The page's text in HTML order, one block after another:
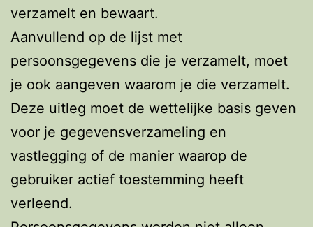
verzamelt en bewaart.
Aanvullend op de lijst met
persoonsgegevens die je verzamelt, moet
je ook aangeven waarom je die verzamelt.
Deze uitleg moet de wettelijke basis geven
voor je gegevensverzameling en
vastlegging of de manier waarop de
gebruiker actief toestemming heeft
verleend.